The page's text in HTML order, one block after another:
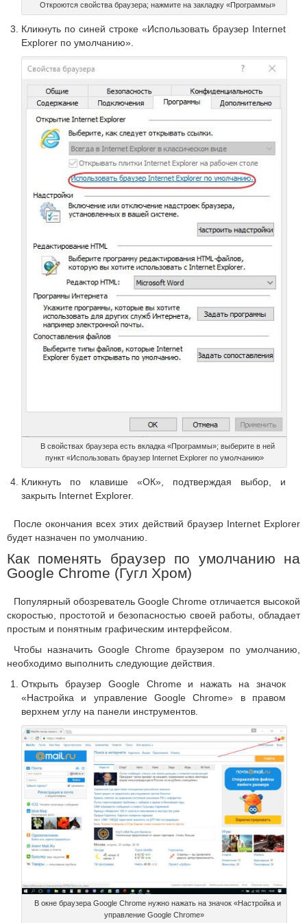
Откроются свойства браузера; нажмите на закладку «Программы»
Кликнуть по синей строке «Использовать браузер Internet
Explorer по умолчанию».
В свойствах браузера есть вкладка «Программы»; выберите в ней
пункт «Использовать браузер Internet Explorer по умолчанию»
Кликнуть по клавише «ОК», подтверждая выбор, и
закрыть Internet Explorer.
После окончания всех этих действий браузер Internet Explorer
будет назначен по умолчанию.
Как поменять браузер по умолчанию на
Google Chrome (Гугл Хром)
Популярный обозреватель Google Chrome отличается высокой
скоростью, простотой и безопасностью своей работы, обладает
простым и понятным графическим интерфейсом.
Чтобы назначить Google Chrome браузером по умолчанию,
необходимо выполнить следующие действия.
Открыть браузер Google Chrome и нажать на значок
«Настройка и управление Google Chrome» в правом
верхнем углу на панели инструментов.
В окне браузера Google Chrome нужно нажать на значок «Настройка и
управление Google Chrome»